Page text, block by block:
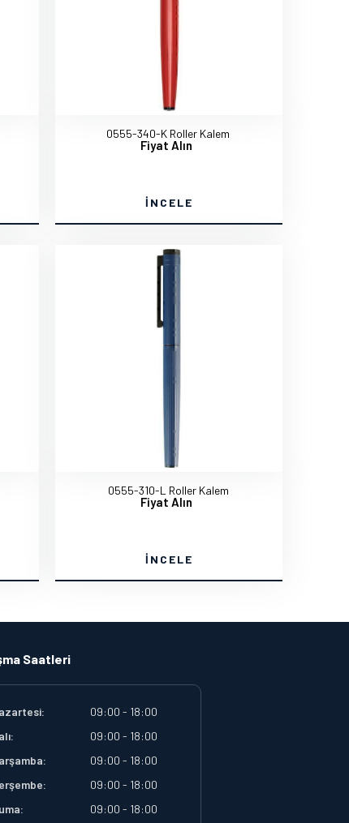
0555-340-K Roller Kalem
Fiyat Alın
İNCELE
0555-310-L Roller Kalem
Fiyat Alın
İNCELE
Saatleri
09:00 - 18:00
09:00 - 18:00
09:00 - 18:00
09:00 - 18:00
09:00 - 18:00